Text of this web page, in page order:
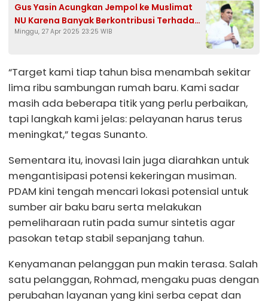
Gus Yasin Acungkan Jempol ke Muslimat
NU Karena Banyak Berkontribusi Terhadap
Peningkatan Ekonomi dan Pendidikan
Minggu, 27 Apr 2025 23:25 WIB
“Target kami tiap tahun bisa menambah sekitar
lima ribu sambungan rumah baru. Kami sadar
masih ada beberapa titik yang perlu perbaikan,
tapi langkah kami jelas: pelayanan harus terus
meningkat,” tegas Sunanto.
Sementara itu, inovasi lain juga diarahkan untuk
mengantisipasi potensi kekeringan musiman.
PDAM kini tengah mencari lokasi potensial untuk
sumber air baku baru serta melakukan
pemeliharaan rutin pada sumur sintetis agar
pasokan tetap stabil sepanjang tahun.
Kenyamanan pelanggan pun makin terasa. Salah
satu pelanggan, Rohmad, mengaku puas dengan
perubahan layanan yang kini serba cepat dan